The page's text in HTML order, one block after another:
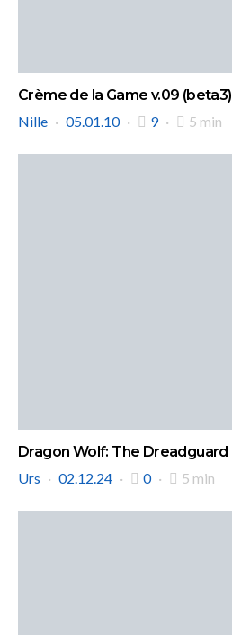
Crème de la Game v.09 (beta3)
Nille
05.01.10 9 5 min
Dragon Wolf: The Dreadguard
Urs
02.12.24 0 5 min